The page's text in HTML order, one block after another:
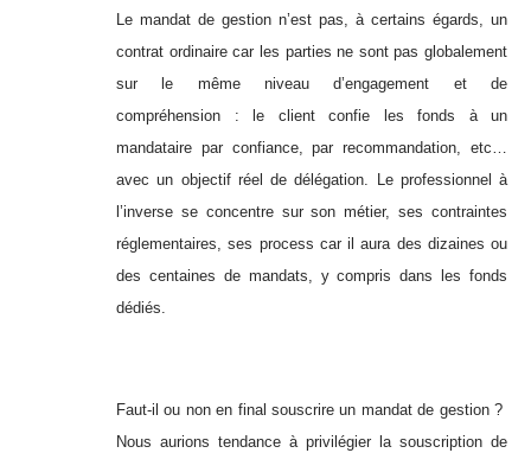
Le mandat de gestion n’est pas, à certains égards, un
contrat ordinaire car les parties ne sont pas globalement
sur le même niveau d’engagement et de
compréhension : le client confie les fonds à un
mandataire par confiance, par recommandation, etc…
avec un objectif réel de délégation. Le professionnel à
l’inverse se concentre sur son métier, ses contraintes
réglementaires, ses process car il aura des dizaines ou
des centaines de mandats, y compris dans les fonds
dédiés.
Faut-il ou non en final souscrire un mandat de gestion ?
Nous aurions tendance à privilégier la souscription de